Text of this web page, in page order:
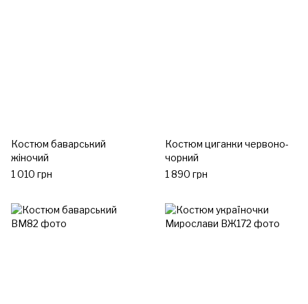
Костюм баварський
жіночий
1 010 грн
Костюм циганки червоно-
чорний
1 890 грн